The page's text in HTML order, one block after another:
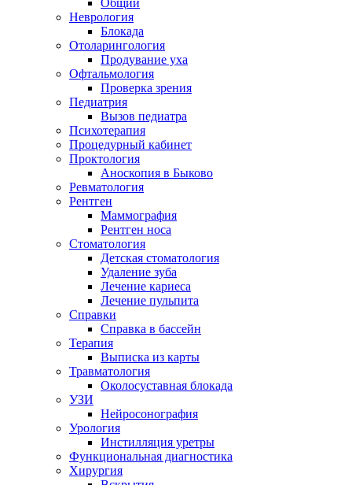
Общий
Неврология
Блокада
Отоларингология
Продувание уха
Офтальмология
Проверка зрения
Педиатрия
Вызов педиатра
Психотерапия
Процедурный кабинет
Проктология
Аноскопия в Быково
Ревматология
Рентген
Маммография
Рентген носа
Стоматология
Детская стоматология
Удаление зуба
Лечение кариеса
Лечение пульпита
Справки
Справка в бассейн
Терапия
Выписка из карты
Травматология
Околосуставная блокада
УЗИ
Нейросонография
Урология
Инстилляция уретры
Функциональная диагностика
Хирургия